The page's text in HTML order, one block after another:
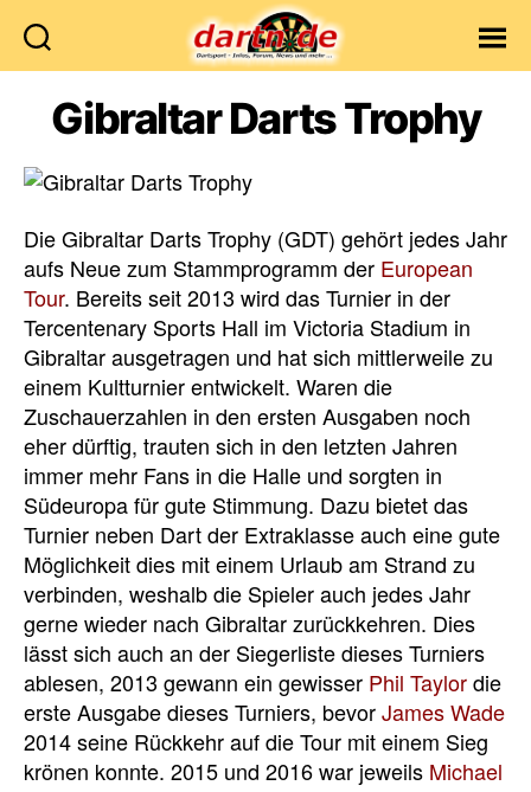
Gibraltar Darts Trophy
Die Gibraltar Darts Trophy (GDT) gehört jedes Jahr
aufs Neue zum Stammprogramm der European
Tour. Bereits seit 2013 wird das Turnier in der
Tercentenary Sports Hall im Victoria Stadium in
Gibraltar ausgetragen und hat sich mittlerweile zu
einem Kultturnier entwickelt. Waren die
Zuschauerzahlen in den ersten Ausgaben noch
eher dürftig, trauten sich in den letzten Jahren
immer mehr Fans in die Halle und sorgten in
Südeuropa für gute Stimmung. Dazu bietet das
Turnier neben Dart der Extraklasse auch eine gute
Möglichkeit dies mit einem Urlaub am Strand zu
verbinden, weshalb die Spieler auch jedes Jahr
gerne wieder nach Gibraltar zurückkehren. Dies
lässt sich auch an der Siegerliste dieses Turniers
ablesen, 2013 gewann ein gewisser Phil Taylordie
erste Ausgabe dieses Turniers, bevorJames Wade
2014 seine Rückkehr auf die Tour mit einem Sieg
krönen konnte. 2015 und 2016 war jeweils Michael